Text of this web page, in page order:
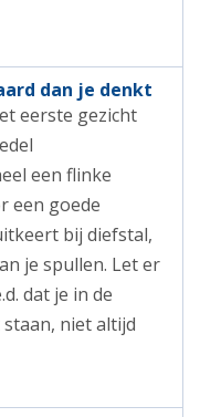
dan je denkt
eerste gezicht
een flinke
een goede
bij diefstal,
je spullen. Let er
dat je in de
niet altijd